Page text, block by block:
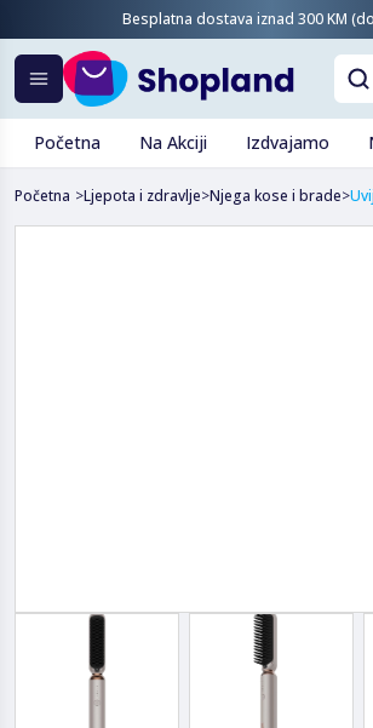
Besplatna dostava iznad 300 KM
Početna Na Akciji Izdvajamo
Početna >Ljepota i zdravlje>Njega kose i brade>